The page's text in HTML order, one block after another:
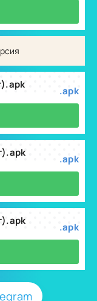
.apk
.apk
.apk